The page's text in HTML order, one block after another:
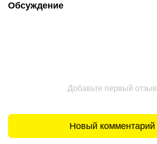
Обсуждение
Добавьте первый отзыв
Новый комментарий